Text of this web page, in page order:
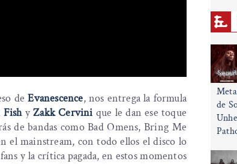
deEvanescence, nos entrega la formula
FishyZakk Cervinique le dan ese toque
de bandas como Bad Omens, Bring Me
el mainstream, con todo ellos el disco lo
y la crítica pagada, en estos momentos
de